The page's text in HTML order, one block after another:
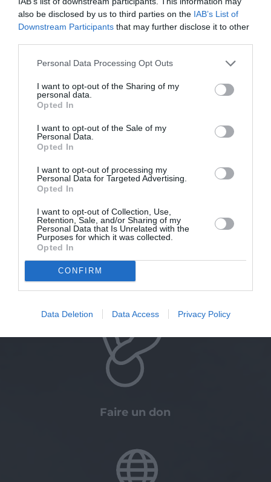
also be disclosed by us to third parties on the IAB’s List of
Downstream Participants that may further disclose it to other
Personal Data Processing Opt Outs
I want to opt-out of the Sharing of my
personal data.
Opted In
I want to opt-out of the Sale of my
Personal Data.
Opted In
I want to opt-out of processing my
Personal Data for Targeted Advertising.
Opted In
I want to opt-out of Collection, Use,
Retention, Sale, and/or Sharing of my
Personal Data that Is Unrelated with the
Purposes for which it was collected.
Opted In
CONFIRM
Data Deletion Data Access Privacy Policy
Aujourd’hui, GDA accompagne
31 familles qui travaillent dans
les plantations d’hévéa (l’arbre à
caoutchouc) et dans les rizières,
à résoudre leurs problèmes
villages laotiens. Ce nombre de
familles va grossir dans les
prochains mois.
Faire un don